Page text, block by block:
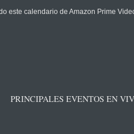
este calendario de Amazon Prime
PRINCIPALES EVENTOS EN